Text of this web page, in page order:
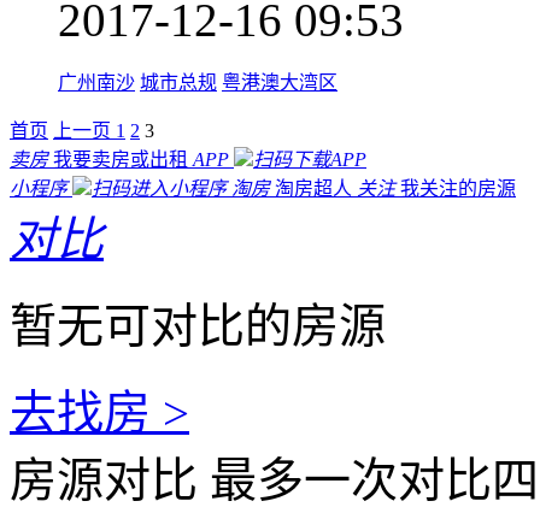
2017-12-16 09:53
广州南沙 城市总规 粤港澳大湾区
首页 上一页 1 2 3
卖房 我要卖房或出租 APP
扫码下载APP
小程序
扫码进入小程序 淘房 淘房超人 关注 我关注的房源
对比
暂无可对比的房源
去找房 >
房源对比 最多一次对比